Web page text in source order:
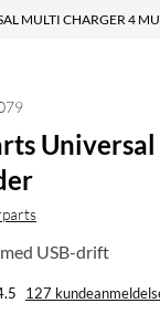
USB-drift
127